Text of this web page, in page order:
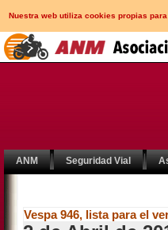
Nuestra web utiliza cookies propias
ANM Seguridad Vial
Vespa 946, lista para el